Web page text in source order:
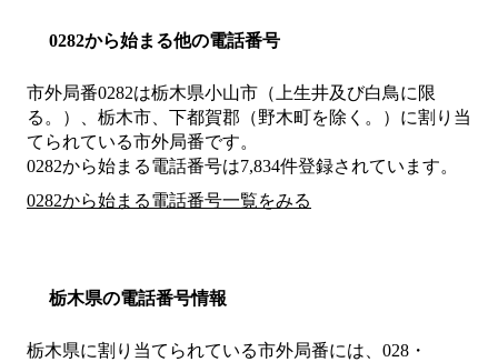
0282から始まる他の電話番号
市外局番0282は栃木県小山市（上生井及び白鳥に限
る。）、栃木市、下都賀郡（野木町を除く。） に割り当
てられている市外局番です。
0282から始まる電話番号は7,834件登録されています。
0282から始まる電話番号一覧をみる
栃木県の電話番号情報
栃木県に割り当てられている市外局番には、028・